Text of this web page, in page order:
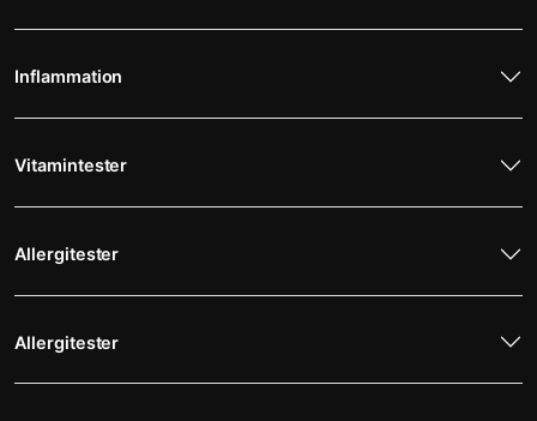
Inflammation
Vitamintester
Allergitester
Allergitester